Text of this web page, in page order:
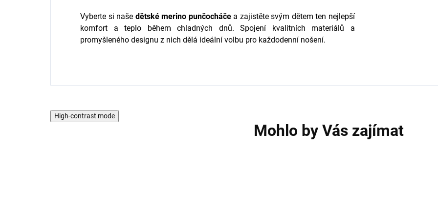
Vyberte si naše dětské merino punčocháčea zajistěte svým dětem ten nejlepší
komfort a teplo během chladných dnů. Spojení kvalitních materiálů a
promyšleného designu z nich dělá ideální volbu pro každodenní nošení.
High-contrast mode
Mohlo by Vás zajímat